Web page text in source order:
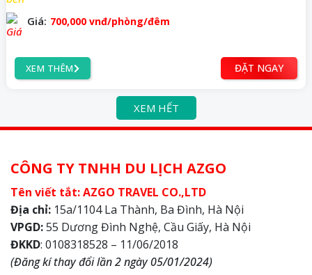
Giá: 700,000 vnđ/phòng/đêm
XEM THÊM ĐẶT NGAY
XEM HẾT
CÔNG TY TNHH DU LỊCH AZGO
Tên viết tắt: AZGO TRAVEL CO.,LTD
Địa chỉ: 15a/1104 La Thành, Ba Đình, Hà Nội
VPGD:55 Dương Đình Nghệ, Cầu Giấy, Hà Nội
ĐKKD: 0108318528 – 11/06/2018
(Đăng kí thay đổi lần 2 ngày 05/01/2024)